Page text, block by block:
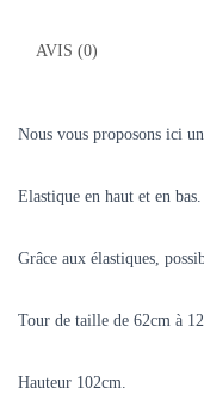
AVIS (0)
Nous vous proposons ici
Elastique en haut et en bas.
Grâce aux élastiques,
Tour de taille de 62cm à
Hauteur 102cm.